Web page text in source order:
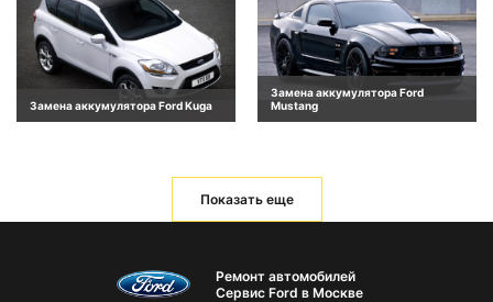
Замена аккумулятора Ford Kuga
Замена аккумулятора Ford
Mustang
Показать еще
Ремонт автомобилей
Сервис Ford в Москве